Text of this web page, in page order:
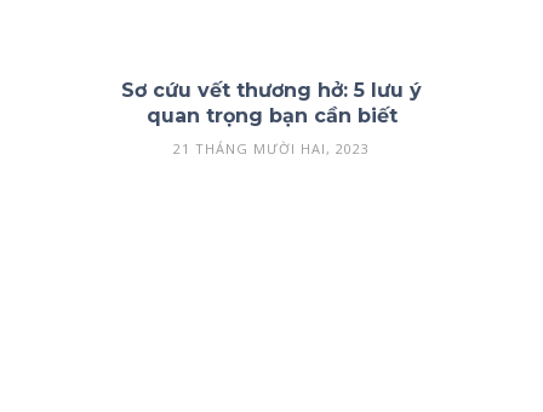
Sơ cứu vết thương hở: 5 lưu ý
quan trọng bạn cần biết
21 THÁNG MƯỜI HAI, 2023